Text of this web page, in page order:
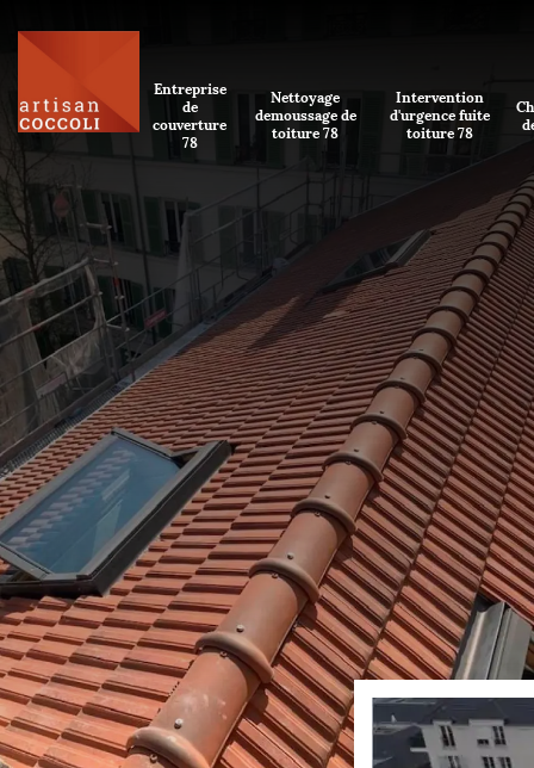
Entreprise
de
couverture
78
Nettoyage
demoussage de
toiture 78
Intervention
d'urgence fuite
toiture 78